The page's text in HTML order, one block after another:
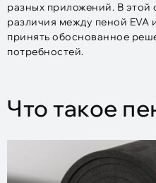
разных приложений. В этой
различия между пеной EVA
принять обоснованное
потребностей.
Что такое